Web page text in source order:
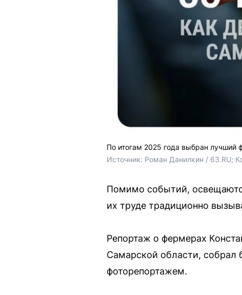
По итогам 2025 года выбран
Источник: Роман Данилкин / 63.RU;
Помимо событий,
их труде традиционно
Репортаж о фермерах
Самарской области, собрал
фоторепортажем.